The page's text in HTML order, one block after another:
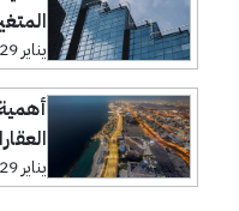
يناير 29, 2025
يناير 29, 2025